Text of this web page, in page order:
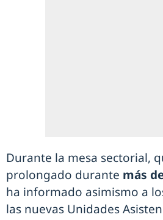
Durante la mesa sectorial,
prolongado durante más
ha informado asimismo a
las nuevas Unidades